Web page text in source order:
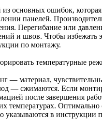
основных ошибок,
панелей.
Перегибание или
и швов. Чтобы избежать
по монтажу.
температурные
— материал,
— сжимаются. Если
после завершения
температурах. Оптимально
указываются в инструкции